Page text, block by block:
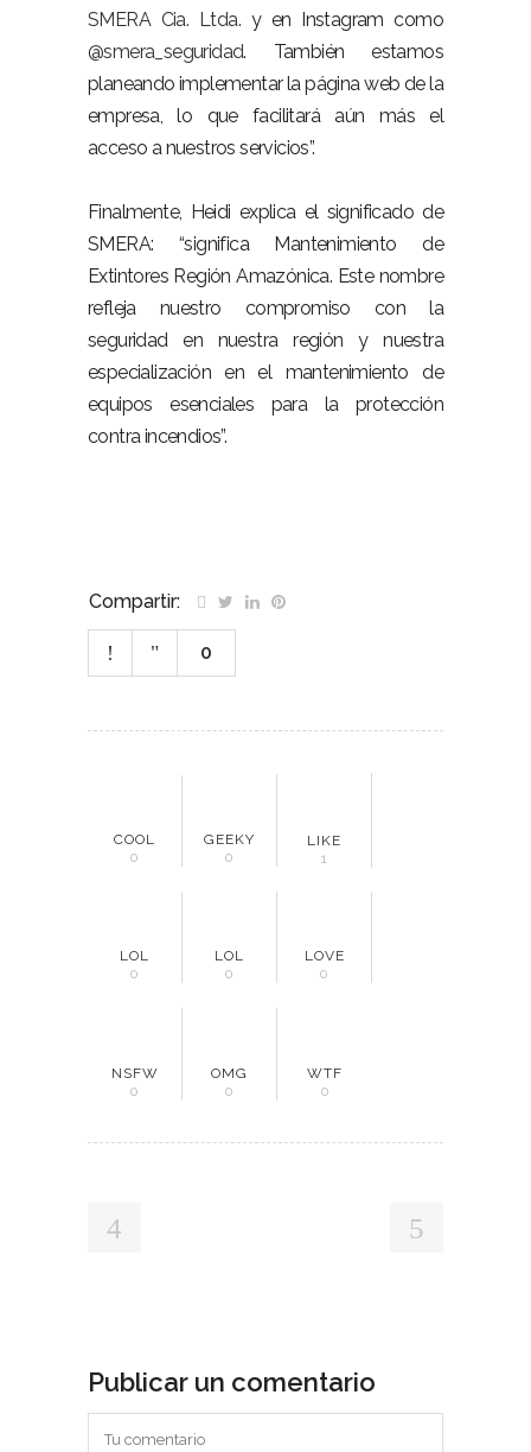
SMERA Cia. Ltda.y en Instagram como
@smera_seguridad. También estamos
planeando implementar la página web de la
empresa, lo que facilitará aún más el
acceso a nuestros servicios”.
Finalmente, Heidi explica el significado de
SMERA: “significa Mantenimiento de
Extintores Región Amazónica. Este nombre
refleja nuestro compromiso con la
seguridad en nuestra región y nuestra
especialización en el mantenimiento de
equipos esenciales para la protección
contra incendios”.
Compartir:
0
COOL
0
GEEKY
0
LIKE
1
LOL
0
LOL
0
LOVE
0
NSFW
0
OMG
0
WTF
0
Publicar un comentario